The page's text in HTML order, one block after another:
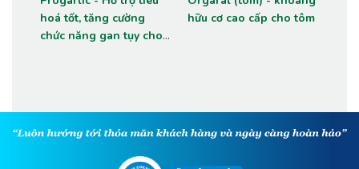
hoá tốt, tăng cường
chức năng gan tụy cho
hữu cơ cao cấp cho tôm